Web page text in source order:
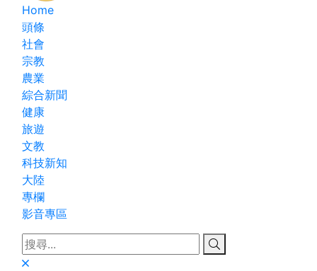
Home
頭條
社會
宗教
農業
綜合新聞
健康
旅遊
文教
科技新知
大陸
專欄
影音專區